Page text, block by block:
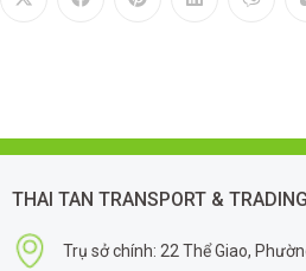
THAI TAN TRANSPORT &
Trụ sở chính: 22 Thể Giao,